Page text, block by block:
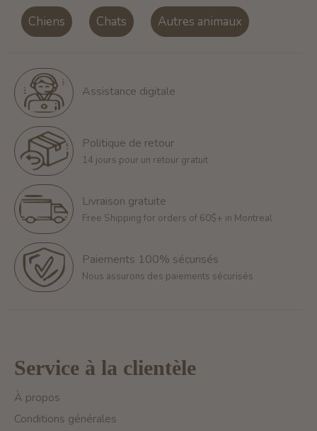
Chiens Chats Autres animaux
Assistance digitale
Politique de retour
14 jours pour un retour gratuit
Livraison gratuite
Free Shipping for orders of 60$+ in Montreal
Paiements 100% sécurisés
Nous assurons des paiements sécurisés
Service à la clientèle
À propos
Conditions générales